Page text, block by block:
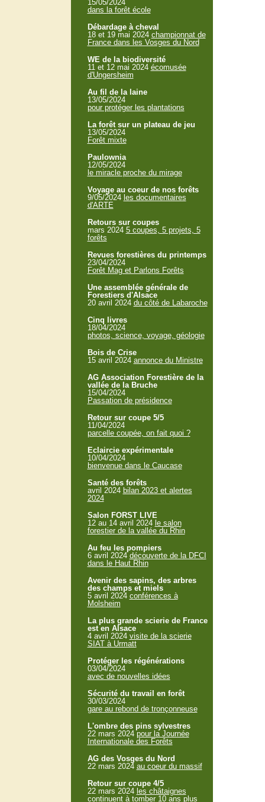
15/05/2024
dans la forêt école
Débardage à cheval
18 et 19 mai 2024 championnat de
France dans les Vosges du Nord
WE de la biodiversité
11 et 12 mai 2024 écomusée
d'Ungersheim
Au fil de la laine
13/05/2024
pour protéger les plantations
La forêt sur un plateau de jeu
13/05/2024
Forêt mixte
Paulownia
12/05/2024
le miracle proche du mirage
Voyage au coeur de nos forêts
9/05/2024 les documentaires
d'ARTE
Retours sur coupes
mars 2024 5 coupes, 5 projets, 5
forêts
Revues forestières du printemps
23/04/2024
Forêt Mag et Parlons Forêts
Une assemblée générale de
Forestiers d'Alsace
20 avril 2024 du côté de Labaroche
Cinq livres
18/04/2024
photos, science, voyage, géologie
Bois de Crise
15 avril 2024 annonce du Ministre
AG Association Forestière de la
vallée de la Bruche
15/04/2024
Passation de présidence
Retour sur coupe 5/5
11/04/2024
parcelle coupée, on fait quoi ?
Eclaircie expérimentale
10/04/2024
bienvenue dans le Caucase
Santé des forêts
avril 2024 bilan 2023 et alertes
2024
Salon FORST LIVE
12 au 14 avril 2024 le salon
forestier de la vallée du Rhin
Au feu les pompiers
6 avril 2024 découverte de la DFCI
dans le Haut Rhin
Avenir des sapins, des arbres
des champs et miels
5 avril 2024 conférences à
Molsheim
La plus grande scierie de France
est en Alsace
4 avril 2024 visite de la scierie
SIAT à Urmatt
Protéger les régénérations
03/04/2024
avec de nouvelles idées
Sécurité du travail en forêt
30/03/2024
gare au rebond de tronçonneuse
L'ombre des pins sylvestres
22 mars 2024 pour la Journée
Internationale des Forêts
AG des Vosges du Nord
22 mars 2024 au coeur du massif
Retour sur coupe 4/5
22 mars 2024 les châtaignes
continuent à tomber 10 ans plus